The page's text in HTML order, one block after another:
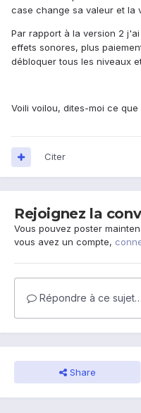
case change sa valeur et la
Par rapport à la version 2
effets sonores, plus
débloquer tous les niveaux
Voili voilou, dites-moi ce que
Citer
Rejoignez la
Vous pouvez poster
vous avez un compte,
Répondre à ce sujet…
Share